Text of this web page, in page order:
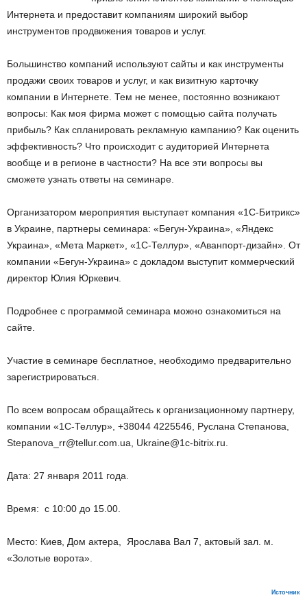
Интернета и предоставит компаниям широкий выбор
инструментов продвижения товаров и услуг.
Большинство компаний используют сайты и как инструменты
продажи своих товаров и услуг, и как визитную карточку
компании в Интернете. Тем не менее, постоянно возникают
вопросы: Как моя фирма может с помощью сайта получать
прибыль? Как спланировать рекламную кампанию? Как оценить
эффективность? Что происходит с аудиторией Интернета
вообще и в регионе в частности? На все эти вопросы вы
сможете узнать ответы на семинаре.
Организатором мероприятия выступает компания «1С-Битрикс»
в Украине, партнеры семинара: «Бегун-Украина», «Яндекс
Украина», «Мета Маркет», «1С-Теллур», «Аванпорт-дизайн». От
компании «Бегун-Украина» с докладом выступит коммерческий
директор Юлия Юркевич.
Подробнее с программой семинара можно ознакомиться на
сайте.
Участие в семинаре бесплатное, необходимо предварительно
зарегистрироваться.
По всем вопросам обращайтесь к организационному партнеру,
компании «1С-Теллур», +38044 4225546, Руслана Степанова,
Stepanova_rr@tellur.com.ua, Ukraine@1c-bitrix.ru.
Дата: 27 января 2011 года.
Время: с 10:00 до 15.00.
Место: Киев, Дом актера, Ярослава Вал 7, актовый зал. м.
«Золотые ворота».
Источник